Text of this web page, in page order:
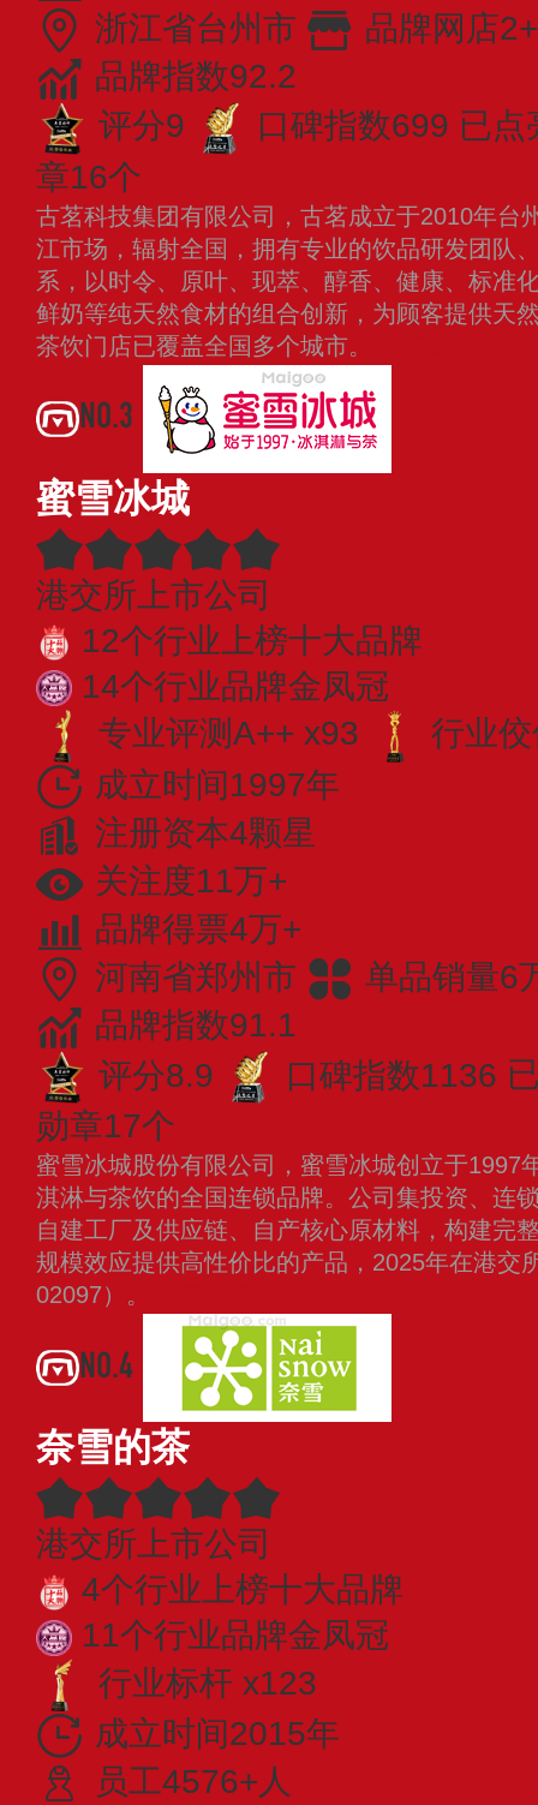
浙江省台州市
品牌网店2+
品牌指数92.2
评分9
口碑指数699 已点
章16个
古茗科技集团有限公司，古茗成立于2010年台
江市场，辐射全国，拥有专业的饮品研发团队
系，以时令、原叶、现萃、醇香、健康、标准
鲜奶等纯天然食材的组合创新，为顾客提供天
茶饮门店已覆盖全国多个城市。
NO.3
蜜雪冰城
港交所上市公司
12个行业上榜十大品牌
14个行业品牌金凤冠
专业​评测A++ x93
行业
成立时间1997年
注册资本4颗星
关注度11万+
品牌得票4万+
河南省郑州市
单品销量6
品牌指数91.1
评分8.9
口碑指数1136
勋章17个
蜜雪冰城股份有限公司，蜜雪冰城创立于1997
淇淋与茶饮的全国连锁品牌。公司集投资、连
自建工厂及供应链、自产核心原材料，构建完
规模效应提供高性价比的产品，2025年在港交
02097）。
NO.4
奈雪的茶
港交所上市公司
4个行业上榜十大品牌
11个行业品牌金凤冠
行业标杆 x123
成立时间2015年
员工4576+人